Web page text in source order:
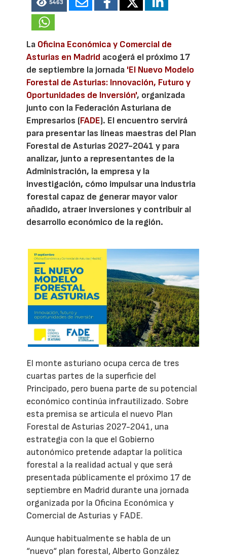
5463
La Oficina Económica y Comercial de
Asturias en Madrid acogerá el próximo 17
de septiembre la jornada 'El Nuevo Modelo
Forestal de Asturias: Innovación, Futuro y
Oportunidades de Inversión', organizada
junto con la Federación Asturiana de
Empresarios (FADE). El encuentro servirá
para presentar las líneas maestras del Plan
Forestal de Asturias 2027-2041 y para
analizar, junto a representantes de la
Administración, la empresa y la
investigación, cómo impulsar una industria
forestal capaz de generar mayor valor
añadido, atraer inversiones y contribuir al
desarrollo económico de la región.
El monte asturiano ocupa cerca de tres
cuartas partes de la superficie del
Principado, pero buena parte de su potencial
económico continúa infrautilizado. Sobre
esta premisa se articula el nuevo Plan
Forestal de Asturias 2027-2041, una
estrategia con la que el Gobierno
autonómico pretende adaptar la política
forestal a la realidad actual y que será
presentada públicamente el próximo 17 de
septiembre en Madrid durante una jornada
organizada por la Oficina Económica y
Comercial de Asturias y FADE.
Aunque habitualmente se habla de un
“nuevo“ plan forestal, Alberto González